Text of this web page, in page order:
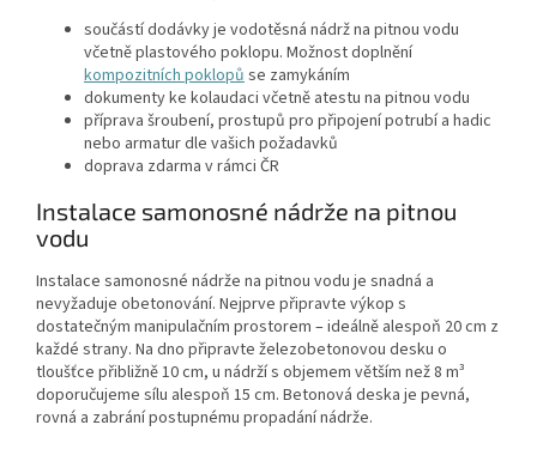
součástí dodávky je vodotěsná nádrž na pitnou vodu
včetně plastového poklopu. Možnost doplnění
kompozitních poklopů se zamykáním
dokumenty ke kolaudaci včetně atestu na pitnou vodu
příprava šroubení, prostupů pro připojení potrubí a hadic
nebo armatur dle vašich požadavků
doprava zdarma v rámci ČR
Instalace samonosné nádrže na pitnou
vodu
Instalace samonosné nádrže na pitnou vodu je snadná a
nevyžaduje obetonování. Nejprve připravte výkop s
dostatečným manipulačním prostorem – ideálně alespoň 20 cm z
každé strany. Na dno připravte železobetonovou desku o
tloušťce přibližně 10 cm, u nádrží s objemem větším než 8 m³
doporučujeme sílu alespoň 15 cm. Betonová deska je pevná,
rovná a zabrání postupnému propadání nádrže.